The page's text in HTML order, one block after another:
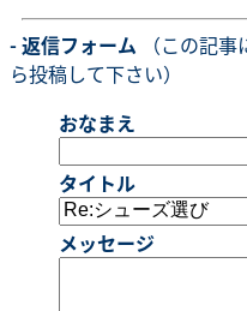
- 返信フォーム （この記
ら投稿して下さい）
おなまえ
タイトル
メッセージ